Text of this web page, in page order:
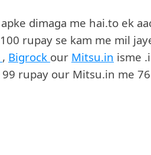
dimaga me hai.to ek
rupay se kam me mil
, Bigrock our Mitsu.in isme
rupay our Mitsu.in me